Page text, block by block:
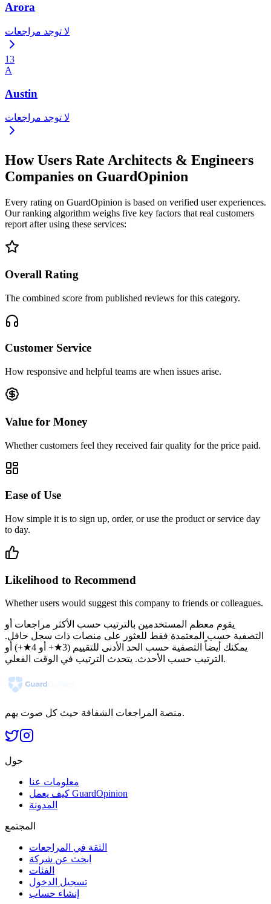
Arora
لا توجد مراجعات
13
A
Austin
لا توجد مراجعات
How Users Rate Architects & Engineers
Companies on GuardOpinion
Every rating on GuardOpinion is based on verified user experiences.
Our ranking algorithm weighs five key factors that real customers
report after using these services:
Overall Rating
The combined score from published reviews for this category.
Customer Service
How responsive and helpful teams are when issues arise.
Value for Money
Whether customers feel they received fair quality for the price paid.
Ease of Use
How simple it is to sign up, order, or use the product or service day
to day.
Likelihood to Recommend
Whether users would suggest this company to friends or colleagues.
يقوم معظم المستخدمين بالترتيب حسب الأكثر مراجعات أو
التصفية حسب المعتمدة فقط للعثور على منصات ذات سجل حافل.
يمكنك أيضاً التصفية حسب الحد الأدنى للتقييم (3★+ أو 4★+) أو
الترتيب حسب الأحدث. يتحدث الترتيب في الوقت الفعلي.
منصة المراجعات الشفافة حيث كل صوت يهم.
حول
معلومات عنا
كيف يعمل GuardOpinion
المدونة
المجتمع
الثقة في المراجعات
ابحث عن شركة
الفئات
تسجيل الدخول
إنشاء حساب